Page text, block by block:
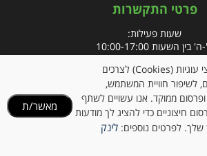
פרטי התקשרות
שעות פעילות:
בין השעות 10:00-17:00
טלפון:
פקס: 09-8666832
info@clubpharm.co.il
האתר עושה שימוש בקובצי עוגיות (Cookies) לצרכים
לשיפור חוויית המשתמש,
ממוקד. אנו עשויים לשתף
חיצוניים כדי להציג לך מודעות
שלך. לפרטים נוספים: לינק
מאשר/ת